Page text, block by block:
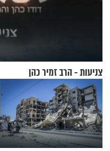
צניעות - הרב זמיר כהן